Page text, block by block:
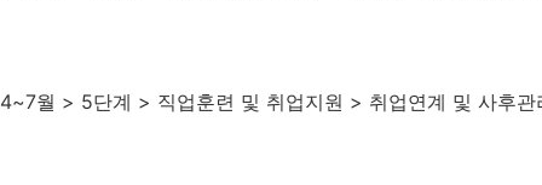
4~7월 > 5단계 > 직업훈련 및 취업지원 > 취업연계 및 사후관